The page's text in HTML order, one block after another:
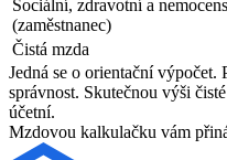
Sociální, zdravotní a
(zaměstnanec)
Čistá mzda
Jedná se o orientační výpočet.
správnost. Skutečnou výši
účetní.
Mzdovou kalkulačku vám